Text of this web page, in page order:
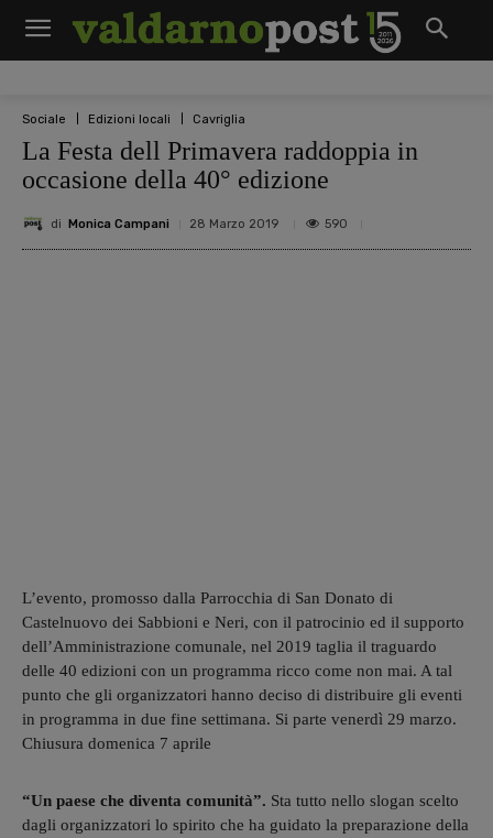
Sociale Edizioni locali Cavriglia
La Festa dell Primavera raddoppia in
occasione della 40° edizione
di Monica Campani 28 Marzo 2019 590
L’evento, promosso dalla Parrocchia di San Donato di
Castelnuovo dei Sabbioni e Neri, con il patrocinio ed il supporto
dell’Amministrazione comunale, nel 2019 taglia il traguardo
delle 40 edizioni con un programma ricco come non mai. A tal
punto che gli organizzatori hanno deciso di distribuire gli eventi
in programma in due fine settimana. Si parte venerdì 29 marzo.
Chiusura domenica 7 aprile
“Un paese che diventa comunità”. Sta tutto nello slogan scelto
dagli organizzatori lo spirito che ha guidato la preparazione della